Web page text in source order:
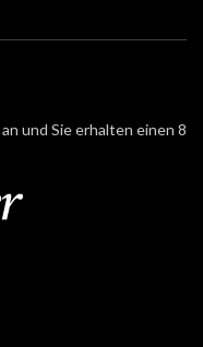
an und Sie erhalten einen 8